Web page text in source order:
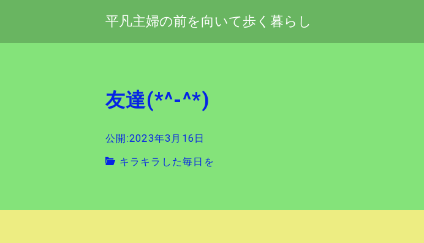
平凡主婦の前を向いて歩く暮らし
友達(*^-^*)
公開:2023年3月16日
キラキラした毎日を